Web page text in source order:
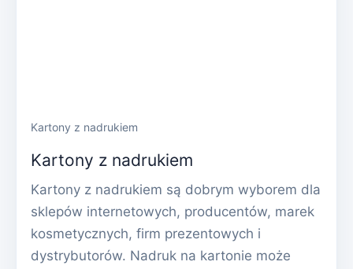
Kartony z nadrukiem
Kartony z nadrukiem
Kartony z nadrukiem są dobrym wyborem dla
sklepów internetowych, producentów, marek
kosmetycznych, firm prezentowych i
dystrybutorów. Nadruk na kartonie może